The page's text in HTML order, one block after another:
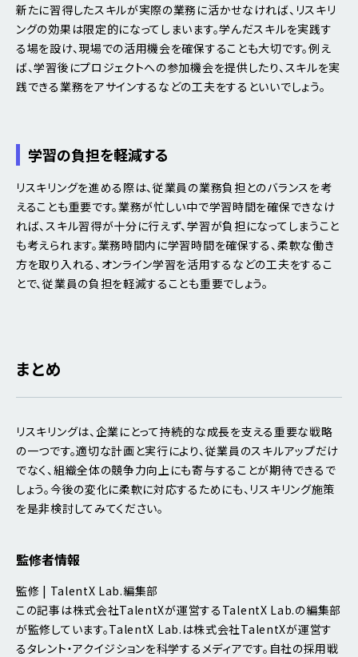
新たに習得したスキルが実際の業務に活かせなければ、リスキリ
ングの効果は限定的になってしまいます。学んだスキルを実践す
る場を設け、現場での活用機会を確保することも大切です。例え
ば、学習後にプロジェクトへの参加機会を提供したり、スキルを実
践できる業務をアサインするなどの工夫をするといいでしょう。
学習の負担を軽減する
リスキリングを進める際は、従業員の業務負担とのバランスを考
えることも重要です。業務が忙しい中で学習時間を確保できなけ
れば、スキル習得が十分に行えず、学習が負担になってしまうこと
も考えられます。業務時間内に学習時間を確保する、柔軟な働き
方を取り入れる、オンライン学習を活用するなどの工夫をするこ
とで、従業員の負担を軽減することも重要でしょう。
まとめ
リスキリングは、企業にとって持続的な成長を支える重要な戦略
の一つです。適切な計画と実行により、従業員のスキルアップだけ
でなく、組織全体の競争力向上にも寄与することが期待できるで
しょう。今後の変化に柔軟に対応するためにも、リスキリング施策
を是非検討してみてください。
監修者情報
監修 | TalentX Lab.編集部
この記事は株式会社TalentXが運営するTalentX Lab.の編集部
が監修しています。TalentX Lab.は株式会社TalentXが運営す
るタレント・アクイジションを科学するメディアです。自社の採用戦